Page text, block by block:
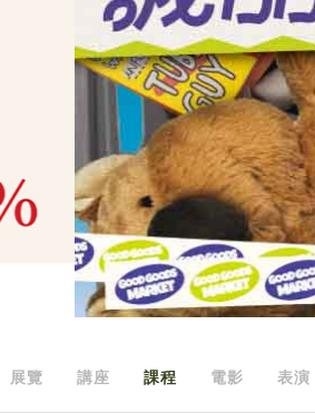
展覽 講座 課程 電影 表演